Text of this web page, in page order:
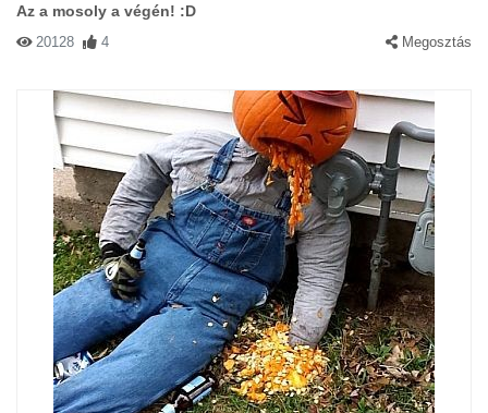
Az a mosoly a végén! :D
20128 4 Megosztás